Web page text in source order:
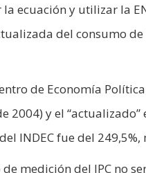
ecuación y utilizar la
del consumo
de Economía
2004) y el
INDEC fue del
medición del IPC no